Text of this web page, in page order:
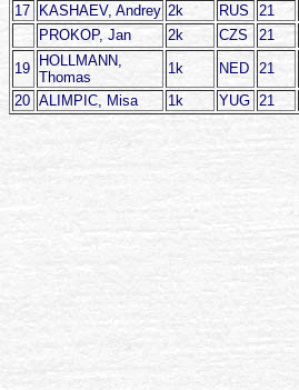
17
KASHAEV, Andrey 2k RUS 21
PROKOP, Jan
2k CZS 21
19
HOLLMANN,
Thomas
1k NED 21
20 ALIMPIC, Misa 1k YUG 21